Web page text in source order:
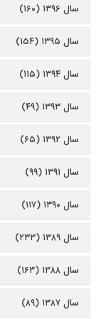
سال ۱۳۹۶ (۱۶۰)
سال ۱۳۹۵ (۱۵۴)
سال ۱۳۹۴ (۱۱۵)
سال ۱۳۹۳ (۴۹)
سال ۱۳۹۲ (۶۵)
سال ۱۳۹۱ (۹۹)
سال ۱۳۹۰ (۱۱۷)
سال ۱۳۸۹ (۲۳۳)
سال ۱۳۸۸ (۱۶۳)
سال ۱۳۸۷ (۸۹)